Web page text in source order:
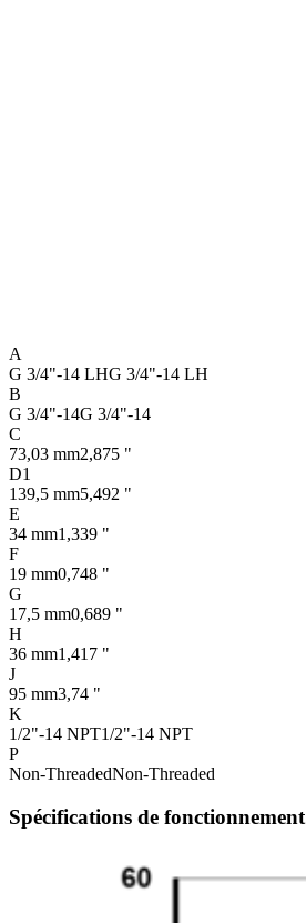
A
G 3/4"-14 LHG 3/4"-14 LH
B
G 3/4"-14G 3/4"-14
C
73,03 mm2,875 "
D1
139,5 mm5,492 "
E
34 mm1,339 "
F
19 mm0,748 "
G
17,5 mm0,689 "
H
36 mm1,417 "
J
95 mm3,74 "
K
1/2"-14 NPT1/2"-14 NPT
P
Non-ThreadedNon-Threaded
Spécifications de fonctionnement